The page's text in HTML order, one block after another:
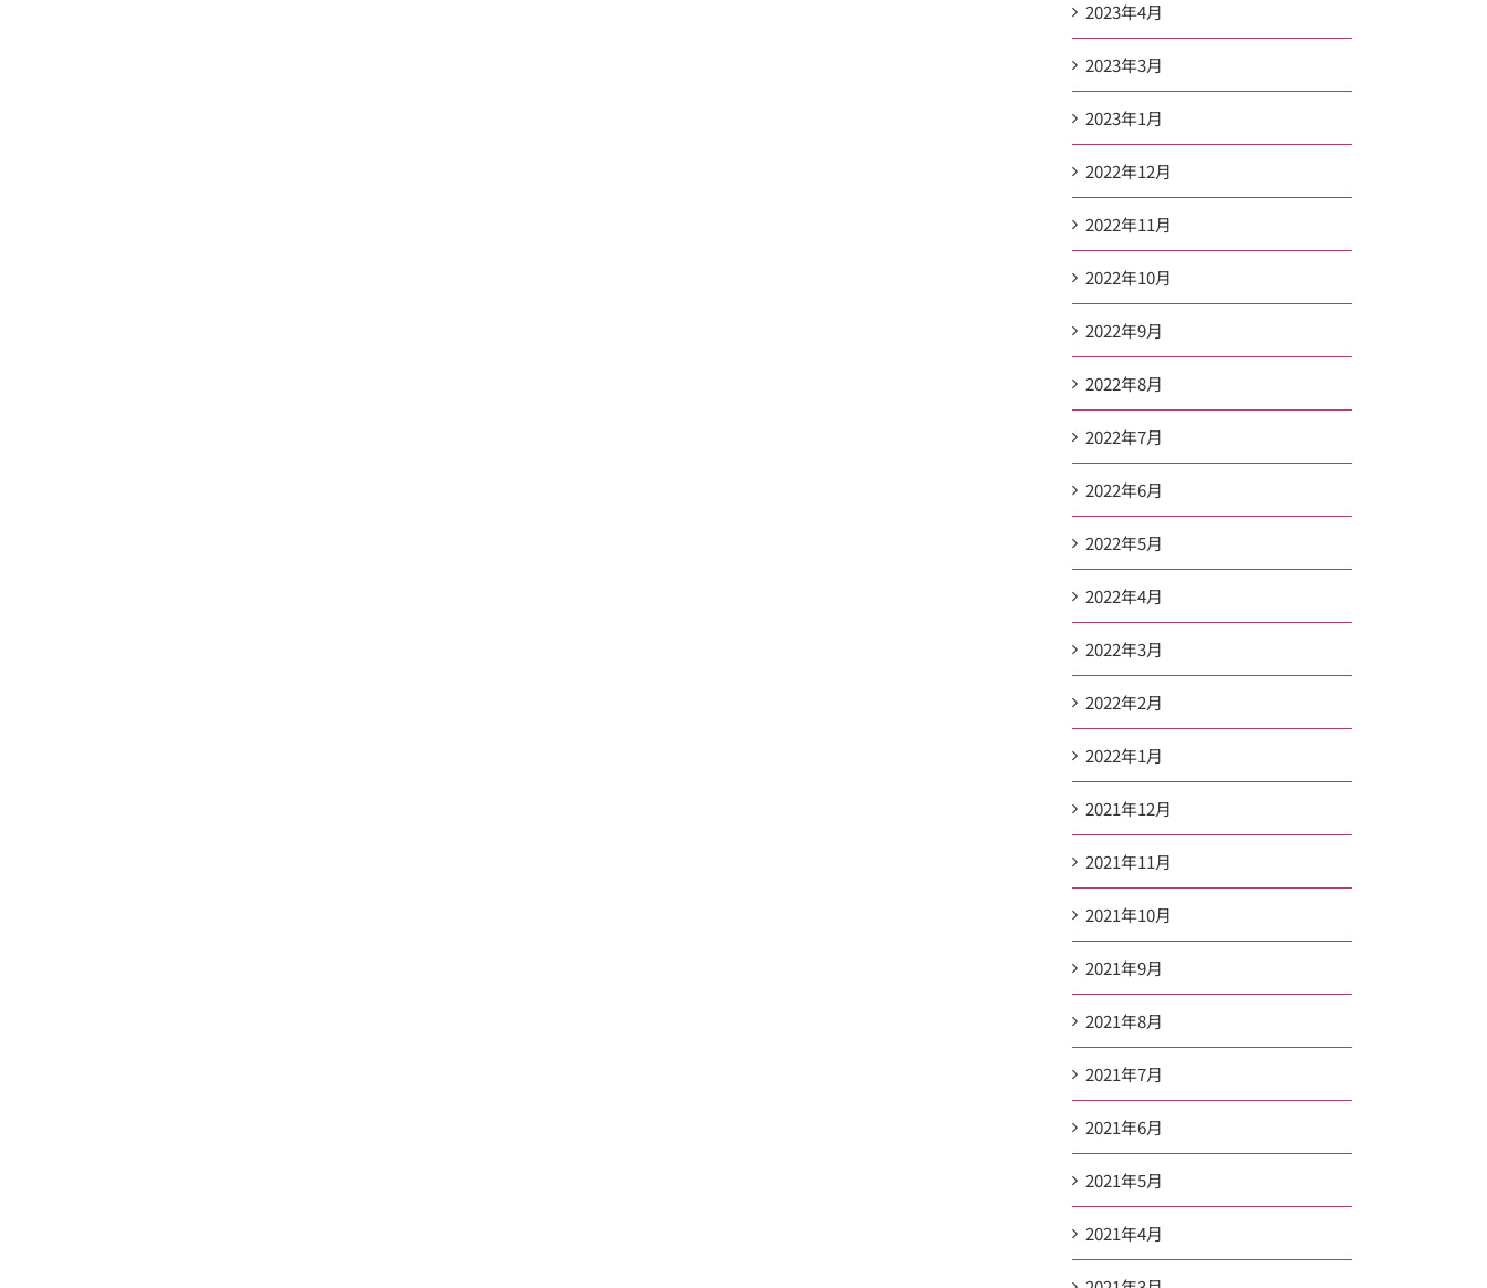
2023年4月
2023年3月
2023年1月
2022年12月
2022年11月
2022年10月
2022年9月
2022年8月
2022年7月
2022年6月
2022年5月
2022年4月
2022年3月
2022年2月
2022年1月
2021年12月
2021年11月
2021年10月
2021年9月
2021年8月
2021年7月
2021年6月
2021年5月
2021年4月